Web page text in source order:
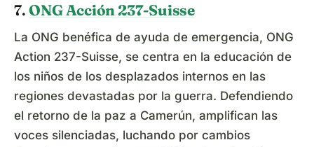
7.ONG Acción 237-Suisse
La ONG benéfica de ayuda de emergencia, ONG
Action 237-Suisse, se centra en la educación de
los niños de los desplazados internos en las
regiones devastadas por la guerra. Defendiendo
el retorno de la paz a Camerún, amplifican las
voces silenciadas, luchando por cambios